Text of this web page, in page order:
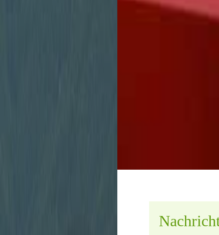
unbürokratisch